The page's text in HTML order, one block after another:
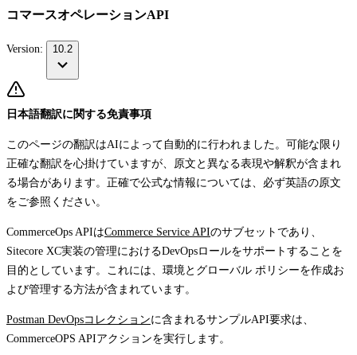
コマースオペレーションAPI
Version: 10.2
日本語翻訳に関する免責事項
このページの翻訳はAIによって自動的に行われました。可能な限り
正確な翻訳を心掛けていますが、原文と異なる表現や解釈が含まれ
る場合があります。正確で公式な情報については、必ず英語の原文
をご参照ください。
CommerceOps APIはCommerce Service APIのサブセットであり、
Sitecore XC実装の管理におけるDevOpsロールをサポートすることを
目的としています。これには、環境とグローバル ポリシーを作成お
よび管理する方法が含まれています。
Postman DevOpsコレクションに含まれるサンプルAPI要求は、
CommerceOPS APIアクションを実行します。